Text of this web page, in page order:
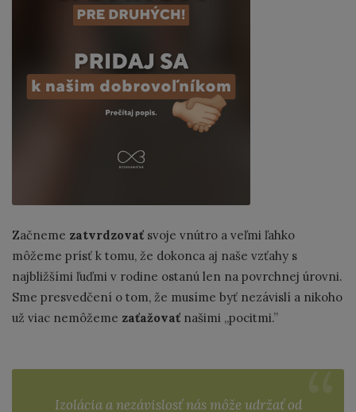
Začneme zatvrdzovať svoje vnútro a veľmi ľahko
môžeme prísť k tomu, že dokonca aj naše vzťahy s
najbližšími ľuďmi v rodine ostanú len na povrchnej úrovni.
Sme presvedčení o tom, že musíme byť nezávislí a nikoho
už viac nemôžeme zaťažovať našimi „pocitmi.”
Izolácia a nezávislosť nás môže udržať od